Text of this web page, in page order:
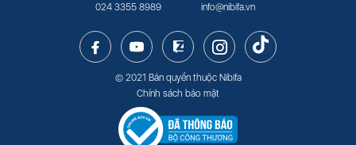
024 3355 8989 info@nibifa.vn
© 2021 Bản quyền thuộc Nibifa
Chính sách bảo mật